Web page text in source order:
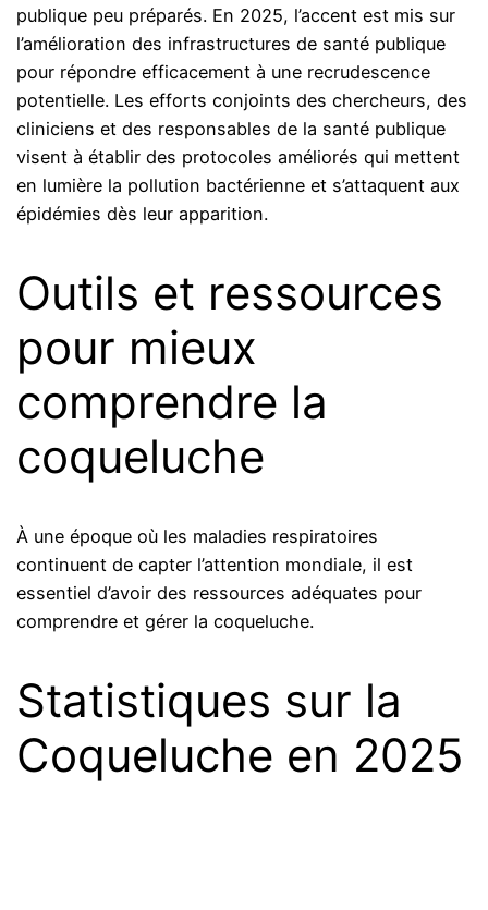
publique peu préparés. En 2025, l’accent est mis sur
l’amélioration des infrastructures de santé publique
pour répondre efficacement à une recrudescence
potentielle. Les efforts conjoints des chercheurs, des
cliniciens et des responsables de la santé publique
visent à établir des protocoles améliorés qui mettent
en lumière la pollution bactérienne et s’attaquent aux
épidémies dès leur apparition.
Outils et ressources
pour mieux
comprendre la
coqueluche
À une époque où les maladies respiratoires
continuent de capter l’attention mondiale, il est
essentiel d’avoir des ressources adéquates pour
comprendre et gérer la coqueluche.
Statistiques sur la
Coqueluche en 2025